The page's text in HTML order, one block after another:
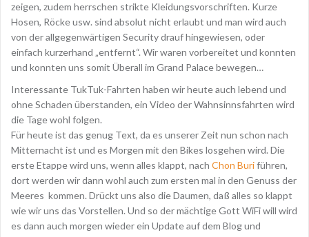
zeigen, zudem herrschen strikte Kleidungsvorschriften. Kurze
Hosen, Röcke usw. sind absolut nicht erlaubt und man wird auch
von der allgegenwärtigen Security drauf hingewiesen, oder
einfach kurzerhand „entfernt“. Wir waren vorbereitet und konnten
und konnten uns somit Überall im Grand Palace bewegen…
Interessante TukTuk-Fahrten haben wir heute auch lebend und
ohne Schaden überstanden, ein Video der Wahnsinnsfahrten wird
die Tage wohl folgen.
Für heute ist das genug Text, da es unserer Zeit nun schon nach
Mitternacht ist und es Morgen mit den Bikes losgehen wird. Die
erste Etappe wird uns, wenn alles klappt, nach Chon Buriführen,
dort werden wir dann wohl auch zum ersten mal in den Genuss der
Meeres kommen. Drückt uns also die Daumen, daß alles so klappt
wie wir uns das Vorstellen. Und so der mächtige Gott WiFi will wird
es dann auch morgen wieder ein Update auf dem Blog und